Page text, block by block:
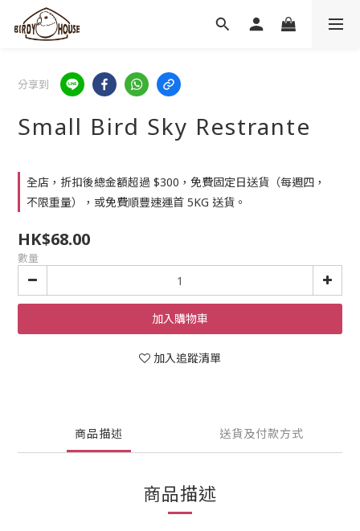
分享到
Small Bird Sky Restrante
全店，折扣後總金額超過 $300，免費固定日送貨（每週四，
不限重量），或免費順豐速運首 5KG 送貨。
HK$68.00
數量
加入購物車
加入追蹤清單
商品描述 送貨及付款方式
商品描述